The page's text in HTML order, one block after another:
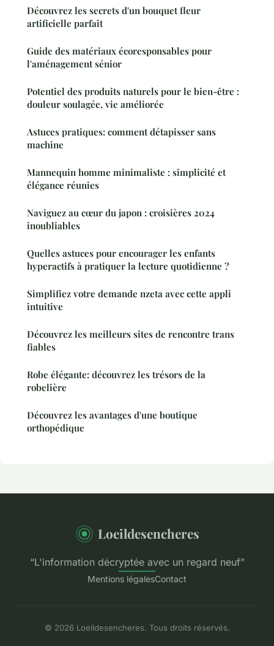
Découvrez les secrets d'un bouquet fleur
artificielle parfait
Guide des matériaux écoresponsables pour
l'aménagement sénior
Potentiel des produits naturels pour le bien-être :
douleur soulagée, vie améliorée
Astuces pratiques: comment détapisser sans
machine
Mannequin homme minimaliste : simplicité et
élégance réunies
Naviguez au cœur du japon : croisières 2024
inoubliables
Quelles astuces pour encourager les enfants
hyperactifs à pratiquer la lecture quotidienne ?
Simplifiez votre demande nzeta avec cette appli
intuitive
Découvrez les meilleurs sites de rencontre trans
fiables
Robe élégante: découvrez les trésors de la
robelière
Découvrez les avantages d'une boutique
orthopédique
Loeildesencheres
“L'information décryptée avec un regard neuf”
Mentions légalesContact
© 2026 Loeildesencheres. Tous droits réservés.